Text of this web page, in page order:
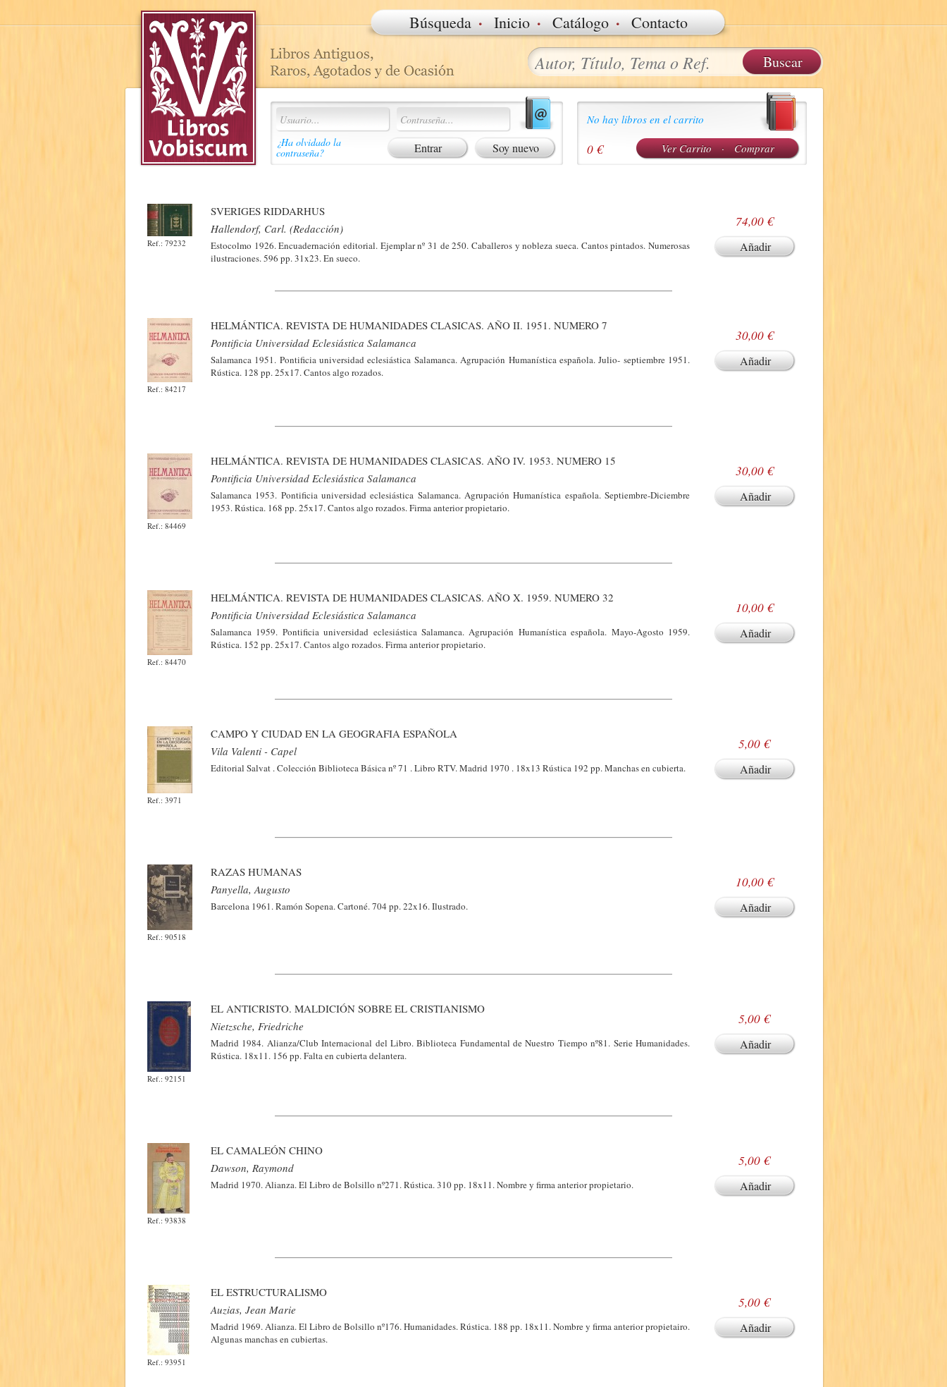
Búsqueda · Inicio · Catálogo · Contacto
¿Ha olvidado la
contraseña? Soy nuevo
No hay libros en el carrito
Ver Carrito · Comprar
0 €
Ref.: 79232
SVERIGES RIDDARHUS
Hallendorf, Carl. (Redacción)
Estocolmo 1926. Encuadernación editorial. Ejemplar nº 31 de 250. Caballeros y nobleza sueca. Cantos pintados. Numerosas
ilustraciones. 596 pp. 31x23. En sueco.
74,00 €
Añadir
Ref.: 84217
HELMÁNTICA. REVISTA DE HUMANIDADES CLASICAS. AÑO II. 1951. NUMERO 7
Pontificia Universidad Eclesiástica Salamanca
Salamanca 1951. Pontificia universidad eclesiástica Salamanca. Agrupación Humanística española. Julio- septiembre 1951.
Rústica. 128 pp. 25x17. Cantos algo rozados.
30,00 €
Añadir
Ref.: 84469
HELMÁNTICA. REVISTA DE HUMANIDADES CLASICAS. AÑO IV. 1953. NUMERO 15
Pontificia Universidad Eclesiástica Salamanca
Salamanca 1953. Pontificia universidad eclesiástica Salamanca. Agrupación Humanística española. Septiembre-Diciembre
1953. Rústica. 168 pp. 25x17. Cantos algo rozados. Firma anterior propietario.
30,00 €
Añadir
Ref.: 84470
HELMÁNTICA. REVISTA DE HUMANIDADES CLASICAS. AÑO X. 1959. NUMERO 32
Pontificia Universidad Eclesiástica Salamanca
Salamanca 1959. Pontificia universidad eclesiástica Salamanca. Agrupación Humanística española. Mayo-Agosto 1959.
Rústica. 152 pp. 25x17. Cantos algo rozados. Firma anterior propietario.
10,00 €
Añadir
Ref.: 3971
CAMPO Y CIUDAD EN LA GEOGRAFIA ESPAÑOLA
Vila Valenti - Capel
Editorial Salvat . Colección Biblioteca Básica nº 71 . Libro RTV. Madrid 1970 . 18x13 Rústica 192 pp. Manchas en cubierta.
5,00 €
Añadir
Ref.: 90518
RAZAS HUMANAS
Panyella, Augusto
Barcelona 1961. Ramón Sopena. Cartoné. 704 pp. 22x16. Ilustrado.
10,00 €
Añadir
Ref.: 92151
EL ANTICRISTO. MALDICIÓN SOBRE EL CRISTIANISMO
Nietzsche, Friedriche
Madrid 1984. Alianza/Club Internacional del Libro. Biblioteca Fundamental de Nuestro Tiempo nº81. Serie Humanidades.
Rústica. 18x11. 156 pp. Falta en cubierta delantera.
5,00 €
Añadir
Ref.: 93838
EL CAMALEÓN CHINO
Dawson, Raymond
Madrid 1970. Alianza. El Libro de Bolsillo nº271. Rústica. 310 pp. 18x11. Nombre y firma anterior propietario.
5,00 €
Añadir
Ref.: 93951
EL ESTRUCTURALISMO
Auzias, Jean Marie
Madrid 1969. Alianza. El Libro de Bolsillo nº176. Humanidades. Rústica. 188 pp. 18x11. Nombre y firma anterior propietairo.
Algunas manchas en cubiertas.
5,00 €
Añadir